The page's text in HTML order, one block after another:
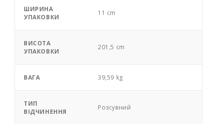
ШИРИНА
УПАКОВКИ
11 cm
ВИСОТА
УПАКОВКИ
201,5 cm
ВАГА 39,59 kg
ТИП
ВІДЧИНЕННЯ
Розсувний